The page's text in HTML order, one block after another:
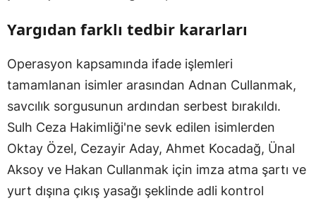
Yargıdan farklı tedbir kararları
Operasyon kapsamında ifade işlemleri
tamamlanan isimler arasından Adnan Cullanmak,
savcılık sorgusunun ardından serbest bırakıldı.
Sulh Ceza Hakimliği'ne sevk edilen isimlerden
Oktay Özel, Cezayir Aday, Ahmet Kocadağ, Ünal
Aksoy ve Hakan Cullanmak için imza atma şartı ve
yurt dışına çıkış yasağı şeklinde adli kontrol